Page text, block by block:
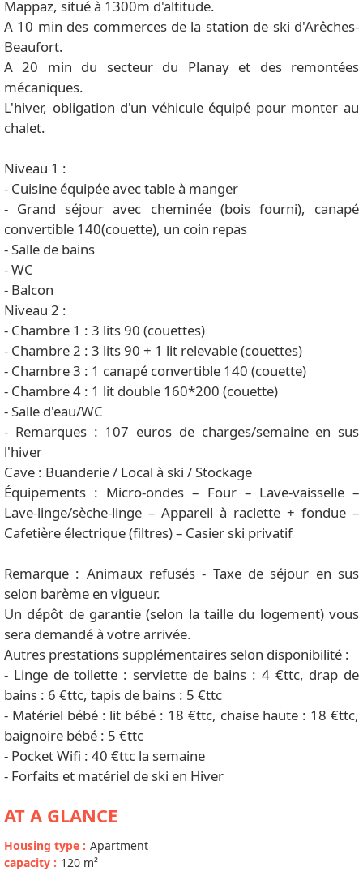
Mappaz, situé à 1300m d'altitude.
A 10 min des commerces de la station de ski d'Arêches-
Beaufort.
A 20 min du secteur du Planay et des remontées
mécaniques.
L'hiver, obligation d'un véhicule équipé pour monter au
chalet.
Niveau 1 :
- Cuisine équipée avec table à manger
- Grand séjour avec cheminée (bois fourni), canapé
convertible 140(couette), un coin repas
- Salle de bains
- WC
- Balcon
Niveau 2 :
- Chambre 1 : 3 lits 90 (couettes)
- Chambre 2 : 3 lits 90 + 1 lit relevable (couettes)
- Chambre 3 : 1 canapé convertible 140 (couette)
- Chambre 4 : 1 lit double 160*200 (couette)
- Salle d'eau/WC
- Remarques : 107 euros de charges/semaine en sus
l'hiver
Cave : Buanderie / Local à ski / Stockage
Équipements : Micro-ondes – Four – Lave-vaisselle –
Lave-linge/sèche-linge – Appareil à raclette + fondue –
Cafetière électrique (filtres) – Casier ski privatif
Remarque : Animaux refusés - Taxe de séjour en sus
selon barème en vigueur.
Un dépôt de garantie (selon la taille du logement) vous
sera demandé à votre arrivée.
Autres prestations supplémentaires selon disponibilité :
- Linge de toilette : serviette de bains : 4 €ttc, drap de
bains : 6 €ttc, tapis de bains : 5 €ttc
- Matériel bébé : lit bébé : 18 €ttc, chaise haute : 18 €ttc,
baignoire bébé : 5 €ttc
- Pocket Wifi : 40 €ttc la semaine
- Forfaits et matériel de ski en Hiver
AT A GLANCE
Housing type : Apartment
capacity : 120 m²